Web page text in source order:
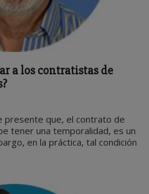
a los contratistas de
presente que, el contrato de
tener una temporalidad, es un
en la práctica, tal condición